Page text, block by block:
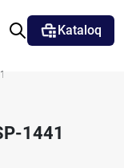
Kataloq
1441